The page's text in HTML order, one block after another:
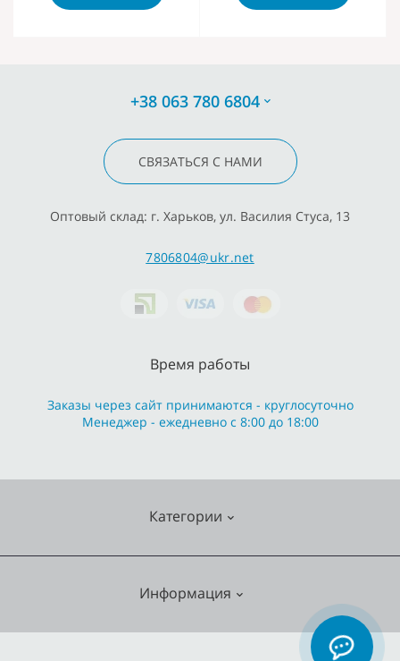
+38 063 780 6804
СВЯЗАТЬСЯ С НАМИ
Оптовый склад: г. Харьков, ул. Василия Стуса, 13
7806804@ukr.net
Категории
Информация
Время работы
Заказы через сайт принимаются - круглосуточно
Менеджер - ежедневно с 8:00 до 18:00